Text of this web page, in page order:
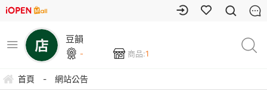
豆韻
- 商品:1
首頁 - 網站公告